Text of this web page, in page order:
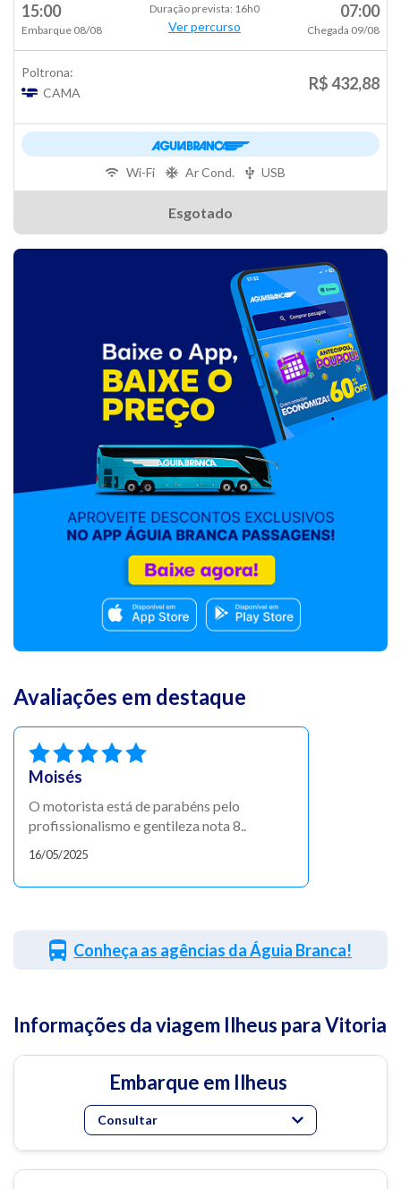
15:00
Embarque 08/08
Duração prevista: 16h0
Ver percurso
07:00
Chegada 09/08
Poltrona:
CAMA
R$ 432,88
Esgotado
Wi-Fi Ar Cond. USB
Avaliações em destaque
Moisés
O motorista está de parabéns pelo
profissionalismo e gentileza nota 8..
16/05/2025
Conheça as agências da Águia Branca!
Informações da viagem Ilheus para Vitoria
Embarque em Ilheus
Consultar